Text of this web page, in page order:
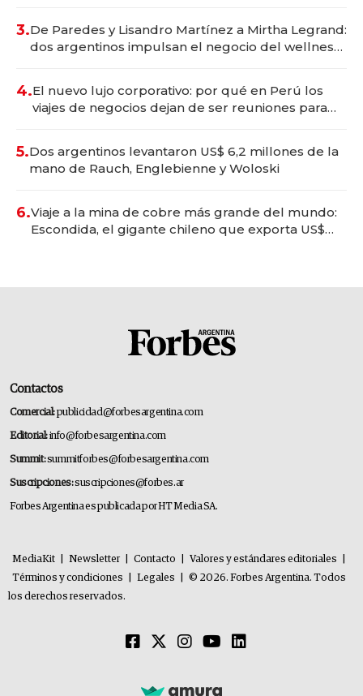
3.De Paredes y Lisandro Martínez a Mirtha Legrand:
dos argentinos impulsan el negocio del wellness
4.El nuevo lujo corporativo: por qué en Perú los
viajes de negocios dejan de ser reuniones para
5.Dos argentinos levantaron US$ 6,2 millones de la
mano de Rauch, Englebienne y Woloski
6.Viaje a la mina de cobre más grande del mundo:
Escondida, el gigante chileno que exporta US$
Contactos
Comercial:publicidad@forbesargentina.com
Editorial:info@forbesargentina.com
Summit:summitforbes@forbesargentina.com
Suscripciones:suscripciones@forbes.ar
Forbes Argentina es publicada por HT Media SA.
MediaKit Newsletter Contacto Valores y estándares editoriales
Términos y condiciones
Legales
© 2026. Forbes Argentina. Todos
los derechos reservados.